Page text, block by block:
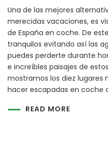
Una de las mejores
merecidas vacaciones, es
de España en coche. De
tranquilos evitando así las
puedes perderte durante
e increíbles paisajes de
mostramos los diez lugares
hacer escapadas en coche
READ MORE